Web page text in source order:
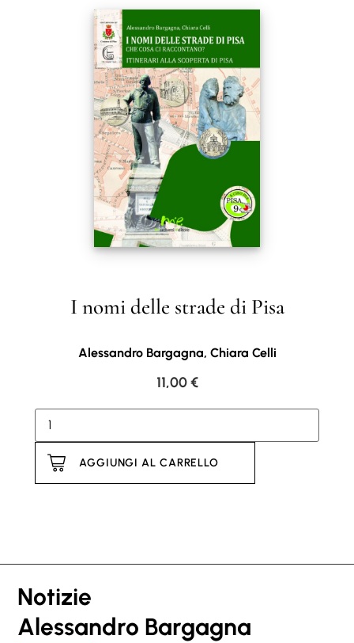
I nomi delle strade di Pisa
Alessandro Bargagna, Chiara Celli
11,00€
AGGIUNGI AL CARRELLO
Notizie
Alessandro Bargagna